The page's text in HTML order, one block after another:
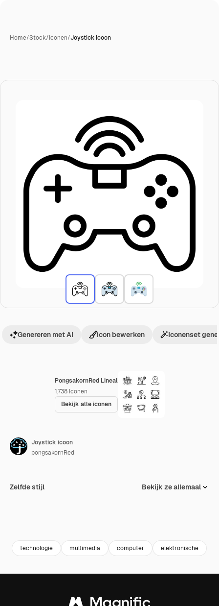
Home/Stock/Iconen/Joystick icoon
PongsakornRed Lineal
1,738 Iconen
Bekijk alle iconen
Genereren met AI icon bewerken Iconenset
Joystick icoon
pongsakornRed
Zelfde stijl Bekijk ze allemaal
technologie multimedia computer elektronische